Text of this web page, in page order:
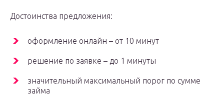
Достоинства предложения:
оформление онлайн – от 10 минут
решение по заявке – до 1 минуты
значительный максимальный порог по сумме
займа